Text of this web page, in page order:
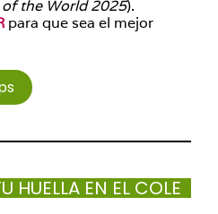
the World 2025).
para que sea el mejor
HUELLA EN EL COLE